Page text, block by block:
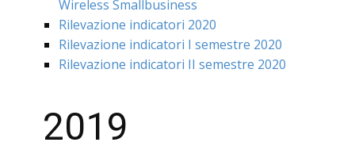
Wireless Smallbusiness
Rilevazione indicatori 2020
Rilevazione indicatori I semestre 2020
Rilevazione indicatori II semestre 2020
2019